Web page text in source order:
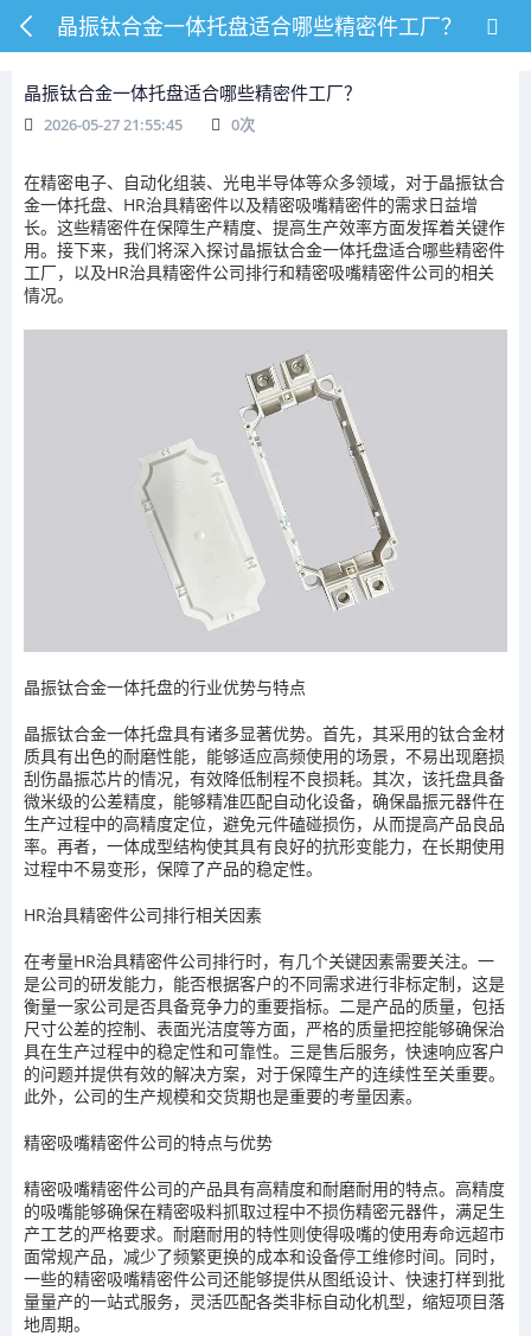
晶振钛合金一体托盘适合哪些精密件工厂？
晶振钛合金一体托盘适合哪些精密件工厂？
2026-05-27 21:55:45 0次
在精密电子、自动化组装、光电半导体等众多领域，对于晶振钛合
金一体托盘、HR治具精密件以及精密吸嘴精密件的需求日益增
长。这些精密件在保障生产精度、提高生产效率方面发挥着关键作
用。接下来，我们将深入探讨晶振钛合金一体托盘适合哪些精密件
工厂，以及HR治具精密件公司排行和精密吸嘴精密件公司的相关
情况。
晶振钛合金一体托盘的行业优势与特点
晶振钛合金一体托盘具有诸多显著优势。首先，其采用的钛合金材
质具有出色的耐磨性能，能够适应高频使用的场景，不易出现磨损
刮伤晶振芯片的情况，有效降低制程不良损耗。其次，该托盘具备
微米级的公差精度，能够精准匹配自动化设备，确保晶振元器件在
生产过程中的高精度定位，避免元件磕碰损伤，从而提高产品良品
率。再者，一体成型结构使其具有良好的抗形变能力，在长期使用
过程中不易变形，保障了产品的稳定性。
HR治具精密件公司排行相关因素
在考量HR治具精密件公司排行时，有几个关键因素需要关注。一
是公司的研发能力，能否根据客户的不同需求进行非标定制，这是
衡量一家公司是否具备竞争力的重要指标。二是产品的质量，包括
尺寸公差的控制、表面光洁度等方面，严格的质量把控能够确保治
具在生产过程中的稳定性和可靠性。三是售后服务，快速响应客户
的问题并提供有效的解决方案，对于保障生产的连续性至关重要。
此外，公司的生产规模和交货期也是重要的考量因素。
精密吸嘴精密件公司的特点与优势
精密吸嘴精密件公司的产品具有高精度和耐磨耐用的特点。高精度
的吸嘴能够确保在精密吸料抓取过程中不损伤精密元器件，满足生
产工艺的严格要求。耐磨耐用的特性则使得吸嘴的使用寿命远超市
面常规产品，减少了频繁更换的成本和设备停工维修时间。同时，
一些的精密吸嘴精密件公司还能够提供从图纸设计、快速打样到批
量量产的一站式服务，灵活匹配各类非标自动化机型，缩短项目落
地周期。